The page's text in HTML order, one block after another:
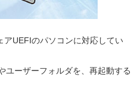
アUEFIのパソコンに対応してい
ユーザーフォルダを、再起動する